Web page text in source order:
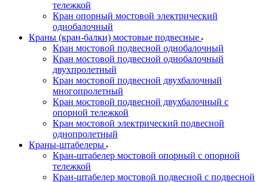
тележкой
Кран опорный мостовой электрический
однобалочный
Краны (кран-балки) мостовые подвесные
Кран мостовой подвесной однобалочный
Кран мостовой подвесной однобалочный
двухпролетный
Кран мостовой подвесной двухбалочный
многопролетный
Кран мостовой подвесной двухбалочный с
опорной тележкой
Кран мостовой электрический подвесной
однопролетный
Краны-штабелеры
Кран-штабелер мостовой опорный с опорной
тележкой
Кран-штабелер мостовой подвесной с подвесной